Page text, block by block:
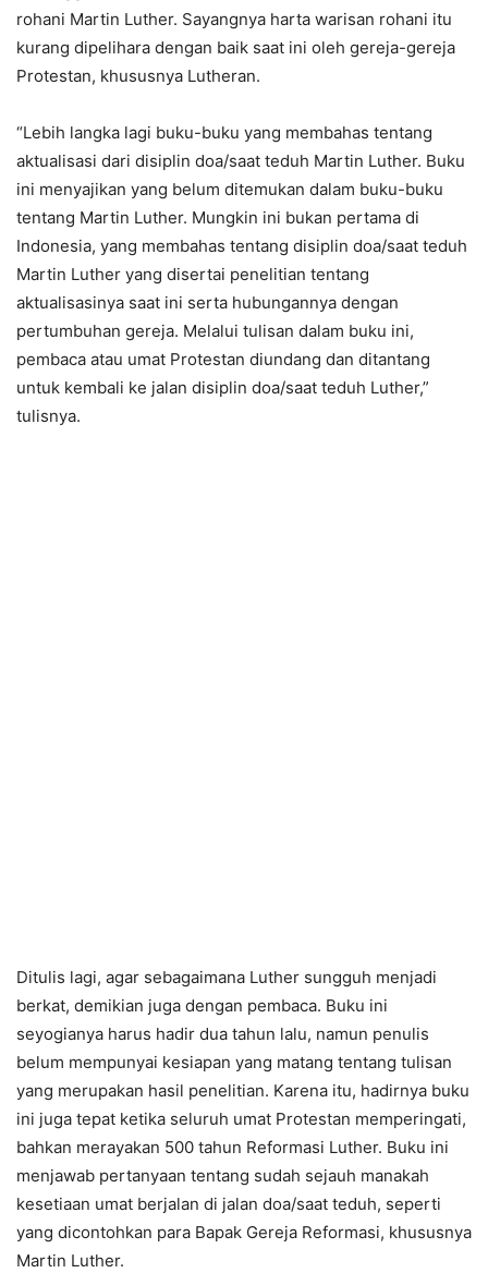
rohani Martin Luther. Sayangnya harta warisan rohani itu
kurang dipelihara dengan baik saat ini oleh gereja-gereja
Protestan, khususnya Lutheran.
“Lebih langka lagi buku-buku yang membahas tentang
aktualisasi dari disiplin doa/saat teduh Martin Luther. Buku
ini menyajikan yang belum ditemukan dalam buku-buku
tentang Martin Luther. Mungkin ini bukan pertama di
Indonesia, yang membahas tentang disiplin doa/saat teduh
Martin Luther yang disertai penelitian tentang
aktualisasinya saat ini serta hubungannya dengan
pertumbuhan gereja. Melalui tulisan dalam buku ini,
pembaca atau umat Protestan diundang dan ditantang
untuk kembali ke jalan disiplin doa/saat teduh Luther,”
tulisnya.
Ditulis lagi, agar sebagaimana Luther sungguh menjadi
berkat, demikian juga dengan pembaca. Buku ini
seyogianya harus hadir dua tahun lalu, namun penulis
belum mempunyai kesiapan yang matang tentang tulisan
yang merupakan hasil penelitian. Karena itu, hadirnya buku
ini juga tepat ketika seluruh umat Protestan memperingati,
bahkan merayakan 500 tahun Reformasi Luther. Buku ini
menjawab pertanyaan tentang sudah sejauh manakah
kesetiaan umat berjalan di jalan doa/saat teduh, seperti
yang dicontohkan para Bapak Gereja Reformasi, khususnya
Martin Luther.